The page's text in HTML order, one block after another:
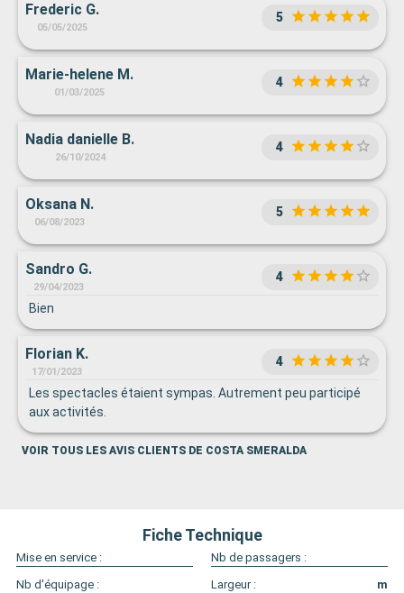
Frederic G.
05/05/2025
5
Marie-helene M.
01/03/2025
4
Nadia danielle B.
26/10/2024
4
Oksana N.
06/08/2023
5
Sandro G.
29/04/2023
4
Bien
Florian K.
17/01/2023
4
Les spectacles étaient sympas. Autrement peu participé
aux activités.
VOIR TOUS LES AVIS CLIENTS DE COSTA SMERALDA
Fiche Technique
Mise en service :
Nb de passagers :
Nb d'équipage :
Largeur :
m